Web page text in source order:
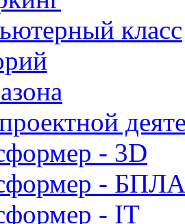
класс
- 3D
- БПЛА
- IT